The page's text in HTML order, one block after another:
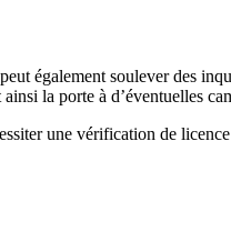
également soulever des
la porte à d’éventuelles
une vérification de